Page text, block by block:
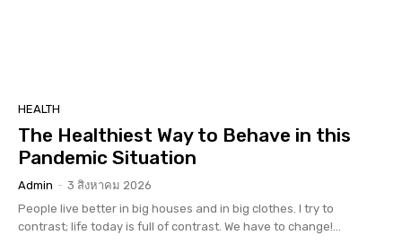
HEALTH
The Healthiest Way to Behave in this
Pandemic Situation
Admin - 3 สิงหาคม 2026
People live better in big houses and in big clothes. I try to
contrast; life today is full of contrast. We have to change!...